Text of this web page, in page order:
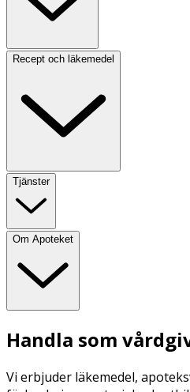
Recept och läkemedel
Tjänster
Om Apoteket
Handla som
Vi erbjuder läkemedel,